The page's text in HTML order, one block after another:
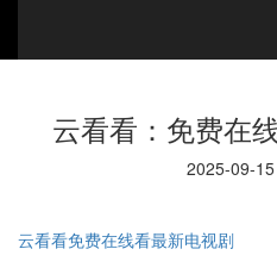
云看看：免费在
2025-09-
云看看免费在线看最新电视剧